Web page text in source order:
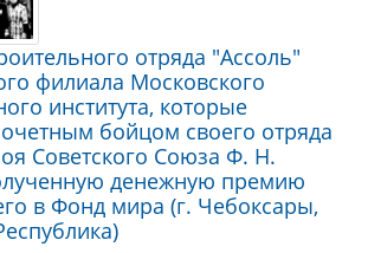
отряда "Ассоль"
филиала Московского
института, которые
бойцом своего отряда
Советского Союза Ф. Н.
денежную премию
в Фонд мира (г. Чебоксары,